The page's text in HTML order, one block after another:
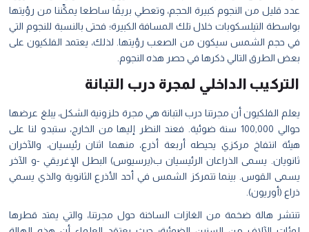
عدد قليل من النجوم كبيرة الحجم، وتعطي بريقًا ساطعا يمكِّننا من رؤيتها
بواسطة التيلسكوبات خلال تلك المسافة الكبيرة؛ فحتى بالنسبة للنجوم التي
في حجم الشمس سيكون من الصعب رؤيتها. لذلك، يعتمد الفلكيون على
بعض الطرق التالي ذكرها في حصر هذه النجوم.
التركيب الداخلي لمجرة درب التبانة
يعلم الفلكيون أن مجرتنا درب التبانة هي مجرة حلزونية الشكل، يبلغ عرضها
حوالي 100,000 سنة ضوئية. فعند النظر إليها من الخارج، ستبدو لنا على
هيئة انتفاخ مركزي يحيطه أربعة أذرع، منهما اثنان رئيسيان، والآخران
ثانويان. يسمى الذراعان الرئيسيان ب(يرسيوس) البطل الإغريقي -و الآخر
يسمى القوس. بينما تتمركز الشمس في أحد الأذرع الثانوية والذي يسمي
ذراع (أوريون).
تنتشر هالة ضخمة من الغازات الساخنة حول مجرتنا، والتي يمتد قطرها